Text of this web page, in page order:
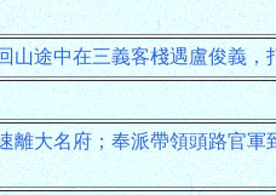
山途中在三義客棧遇盧俊義，
離大名府；奉派帶領頭路官